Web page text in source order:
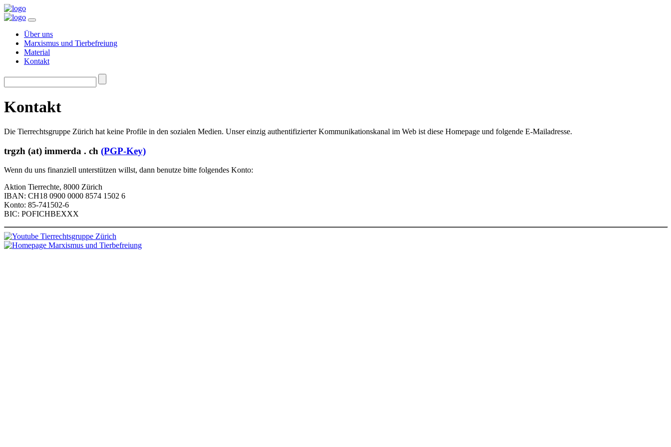
Über uns
Marxismus und Tierbefreiung
Material
Kontakt
Suchen
nach:
Kontakt
Die Tierrechtsgruppe Zürich hat keine Profile in den sozialen Medien. Unser einzig authentifizierter Kommunikationskanal im Web ist diese Homepage und folgende E-Mailadresse.
trgzh (at) immerda . ch (PGP-Key)
Wenn du uns finanziell unterstützen willst, dann benutze bitte folgendes Konto:
Aktion Tierrechte, 8000 Zürich
IBAN: CH18 0900 0000 8574 1502 6
Konto: 85-741502-6
BIC: POFICHBEXXX